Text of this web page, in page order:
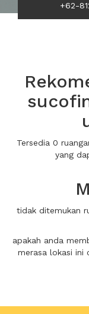
+62-
Tersedia 0
yang
tidak ditemukan
apakah anda
merasa lokasi ini